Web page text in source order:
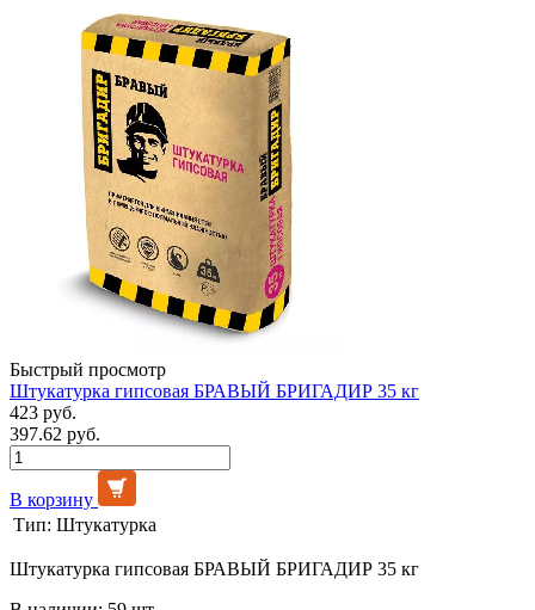
Быстрый просмотр
Штукатурка гипсовая БРАВЫЙ БРИГАДИР 35 кг
423 руб.
397.62 руб.
В корзину
Тип: Штукатурка
Штукатурка гипсовая БРАВЫЙ БРИГАДИР 35 кг